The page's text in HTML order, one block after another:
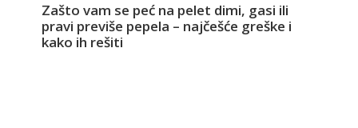
Zašto vam se peć na pelet dimi, gasi ili
pravi previše pepela – najčešće greške i
kako ih rešiti